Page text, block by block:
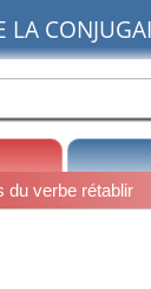
LA
du verbe rétablir